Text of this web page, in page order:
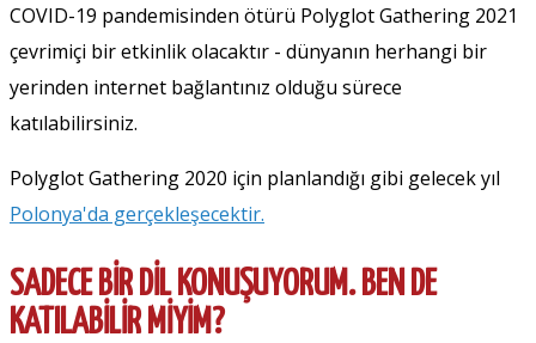
COVID-19 pandemisinden ötürü Polyglot Gathering 2021
çevrimiçi bir etkinlik olacaktır - dünyanın herhangi bir
yerinden internet bağlantınız olduğu sürece
katılabilirsiniz.
Polyglot Gathering 2020 için planlandığı gibi gelecek yıl
Polonya'da gerçekleşecektir.
SADECE BIR DIL KONUŞUYORUM. BEN DE
KATILABILIR MIYIM?